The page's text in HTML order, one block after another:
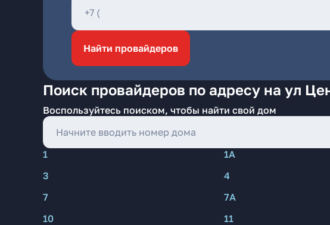
Найти провайдеров
Поиск провайдеров по адресу на ул
Воспользуйтесь поиском, чтобы найти свой дом
1 1А
3
4
7
7А
10
11